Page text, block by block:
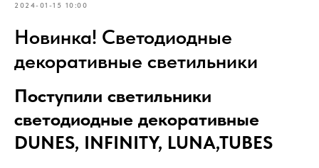
2024-01-15 10:00
Новинка! Светодиодные
декоративные светильники
Поступили светильники
светодиодные декоративные
DUNES, INFINITY, LUNA,TUBES